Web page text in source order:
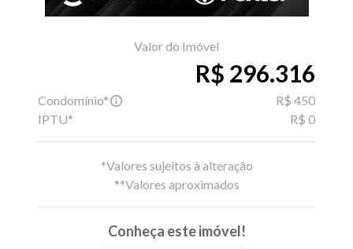
Valor do Imóvel
R$ 296.316
Condomínio*
R$ 450
IPTU*
R$ 0
*Valores sujeitos à alteração
**Valores aproximados
Conheça este imóvel!